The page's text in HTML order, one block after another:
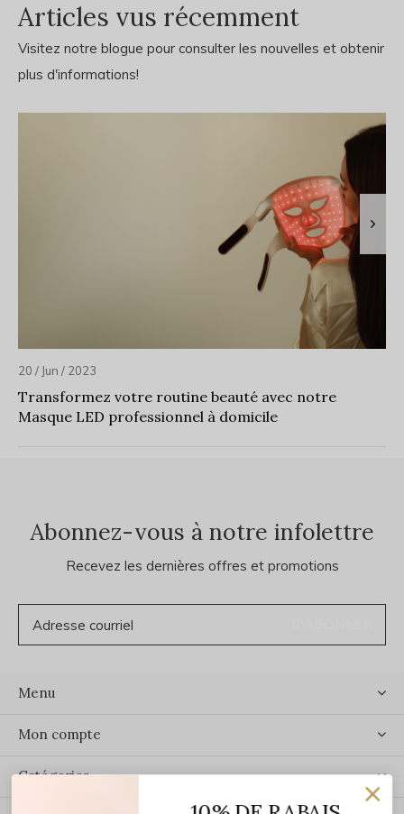
Articles vus récemment
Visitez notre blogue pour consulter les nouvelles et obtenir
plus d'informations!
20 / Jun / 2023
Transformez votre routine beauté avec notre
Masque LED professionnel à domicile
Abonnez-vous à notre infolettre
Recevez les dernières offres et promotions
Menu
Mon compte
Catégories